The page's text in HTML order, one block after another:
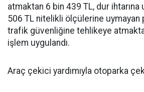
atmaktan 6 bin 439 TL, dur ihtarına
506 TL nitelikli ölçülerine uymayan
trafik güvenliğine tehlikeye
işlem uygulandı.
Araç çekici yardımıyla otoparka